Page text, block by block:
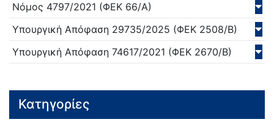
Νόμος 4797/2021 (ΦΕΚ 66/Α)
Υπουργική Απόφαση 29735/2025 (ΦΕΚ 2508/Β)
Υπουργική Απόφαση 74617/2021 (ΦΕΚ 2670/Β)
Κατηγορίες